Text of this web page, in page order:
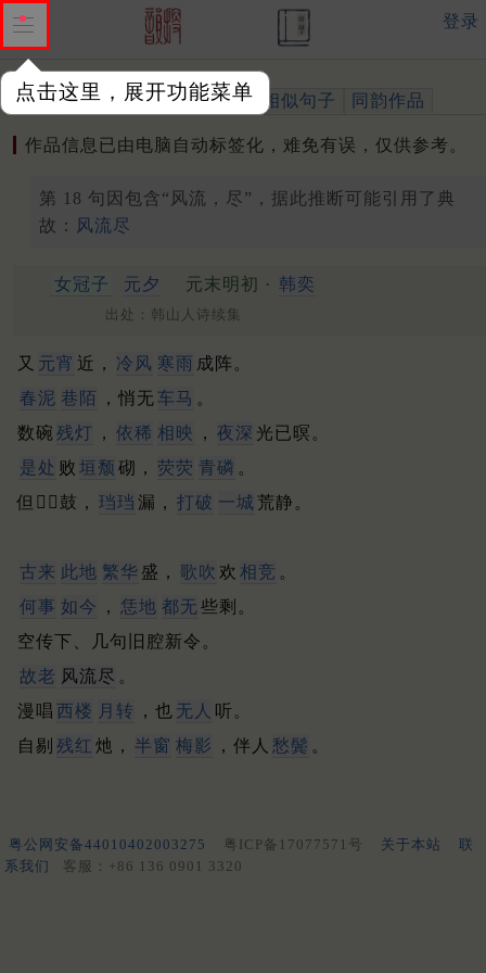
点击这里，展开功能菜单
登录
作品 标注四声 出处、引用 相似句子 同韵作品
作品信息已由电脑自动标签化，难免有误，仅供参考。
第 18 句因包含“风流，尽”，据此推断可能引用了典
故：
风流尽
女冠子 元夕 元末明初 · 韩奕
出处：韩山人诗续集
又 元宵 近， 冷风 寒雨 成阵。
春泥 巷陌 ，悄无车马 。
数碗 残灯 ， 依稀 相映 ， 夜深 光已暝。
是处 败 垣颓 砌， 荧荧 青磷 。
但𪔳𪔳鼓， 珰珰 漏， 打破 一城 荒静。
古来 此地 繁华 盛， 歌吹 欢 相竞 。
何事 如今 ， 恁地 都无些剩。
空传下、几句旧腔新令。
故老 风流尽 。
漫唱 西楼 月转 ，也 无人 听。
自剔 残红 灺， 半窗 梅影 ，伴人 愁鬓 。
粤公网安备44010402003275 粤ICP备17077571号 关于本站
联
系我们
客服：+86 136 0901 3320